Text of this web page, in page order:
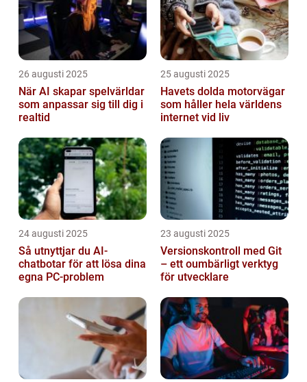
26 augusti 2025
När AI skapar spelvärldar
som anpassar sig till dig i
realtid
25 augusti 2025
Havets dolda motorvägar
som håller hela världens
internet vid liv
24 augusti 2025
Så utnyttjar du AI-
chatbotar för att lösa dina
egna PC-problem
23 augusti 2025
Versionskontroll med Git
– ett oumbärligt verktyg
för utvecklare